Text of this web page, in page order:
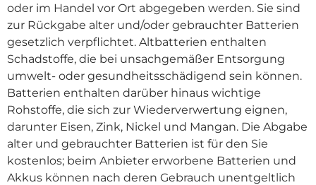
oder im Handel vor Ort abgegeben werden. Sie sind
zur Rückgabe alter und/oder gebrauchter Batterien
gesetzlich verpflichtet. Altbatterien enthalten
Schadstoffe, die bei unsachgemäßer Entsorgung
umwelt- oder gesundheitsschädigend sein können.
Batterien enthalten darüber hinaus wichtige
Rohstoffe, die sich zur Wiederverwertung eignen,
darunter Eisen, Zink, Nickel und Mangan. Die Abgabe
alter und gebrauchter Batterien ist für den Sie
kostenlos; beim Anbieter erworbene Batterien und
Akkus können nach deren Gebrauch unentgeltlich